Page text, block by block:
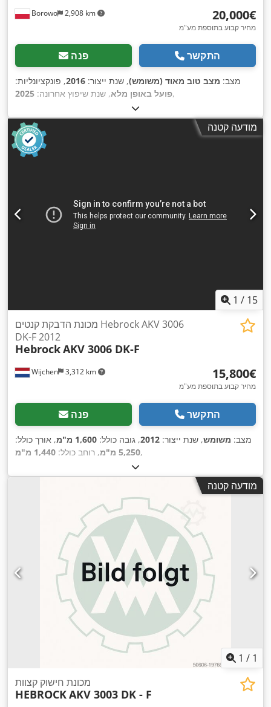
Borowo 2,908 km ‏20,000 ‏€
מחיר קבוע בתוספת מע"מ
פנה התקשר
מצב: מצב טוב מאוד (משומש), שנת ייצור: 2016, פונקציונליות:
פועל באופן מלא, שנת שיפוץ אחרונה: 2025 ,
מודעה קטנה
1 / 15
Wijchen 3,312 km
מכונת הדבקת קנטים Hebrock AKV 3006
DK-F 2012
HebrockAKV 3006 DK-F
‏15,800 ‏€
מחיר קבוע בתוספת מע"מ
פנה התקשר
מצב: משומש, שנת ייצור: 2012, גובה כולל: 1,600 מ"מ
, אורך כולל:
5,250 מ"מ
, רוחב כולל: 1,440 מ"מ ,
מודעה קטנה
1 / 1
מכונת חישוק קצוות
HEBROCKAKV 3003 DK - F